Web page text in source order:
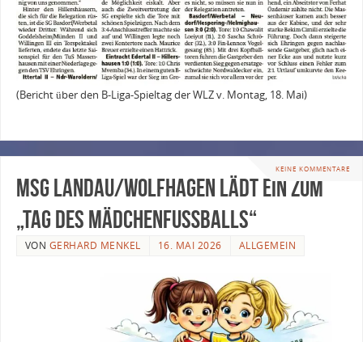
(Bericht über den B-Liga-Spieltag der WLZ v. Montag, 18. Mai)
KEINE KOMMENTARE
MSG Landau/Wolfhagen lädt ein zum
„Tag des Mädchenfußballs“
VON GERHARD MENKEL 16. MAI 2026 ALLGEMEIN